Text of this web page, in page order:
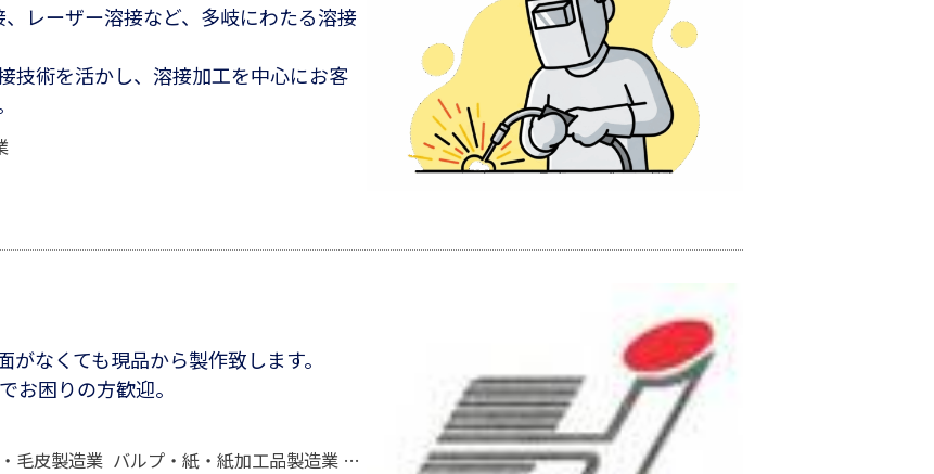
レーザー溶接など、多岐にわたる溶接
技術を活かし、溶接加工を中心にお客
なくても現品から製作致します。
お困りの⽅歓迎。
毛皮製造業 バルプ・紙・紙加工品製造業 はん用機械器具製造業 プラスチック製品製造業